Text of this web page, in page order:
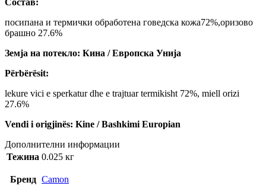
посипана и термички обработена говедска кожа72%,оризово
брашно 27.6%
Земја на потекло: Кина / Европска Унија
Përbërësit:
lekure vici e sperkatur dhe e trajtuar termikisht 72%, miell orizi
27.6%
Vendi i origjinës: Kine / Bashkimi Europian
Дополнителни информации
Тежина 0.025 кг
Бренд Camon